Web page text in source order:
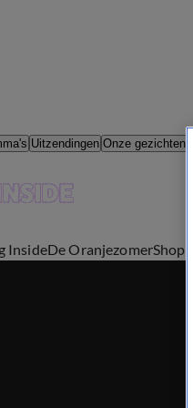
Uitzendingen Onze gezichten
InsideDe OranjezomerShop